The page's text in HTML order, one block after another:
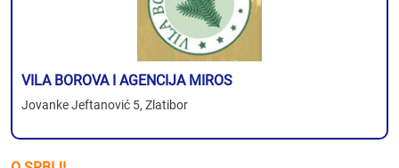
VILA BOROVA I AGENCIJA MIROS
Jovanke Jeftanović 5, Zlatibor